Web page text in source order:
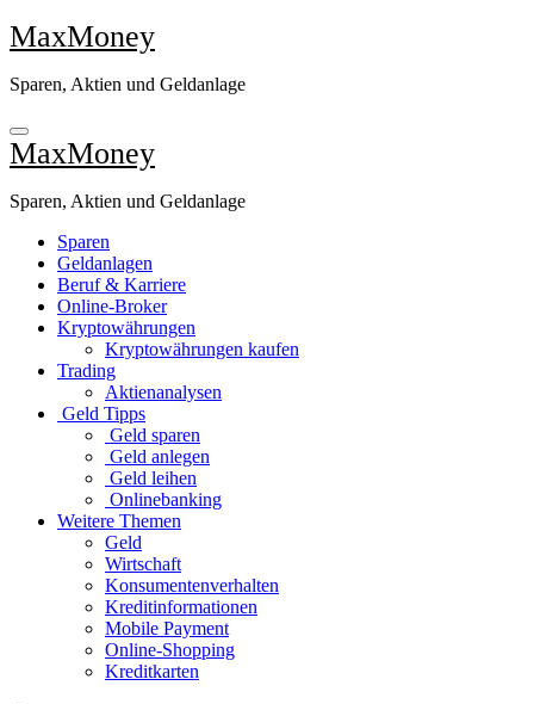
Zu
Inhalten
MaxMoney
Sparen, Aktien und Geldanlage
MaxMoney
Sparen, Aktien und Geldanlage
Sparen
Geldanlagen
Beruf & Karriere
Online-Broker
Kryptowährungen
Kryptowährungen kaufen
Trading
Aktienanalysen
Geld Tipps
Geld sparen
Geld anlegen
Geld leihen
Onlinebanking
Weitere Themen
Geld
Wirtschaft
Konsumentenverhalten
Kreditinformationen
Mobile Payment
Online-Shopping
Kreditkarten